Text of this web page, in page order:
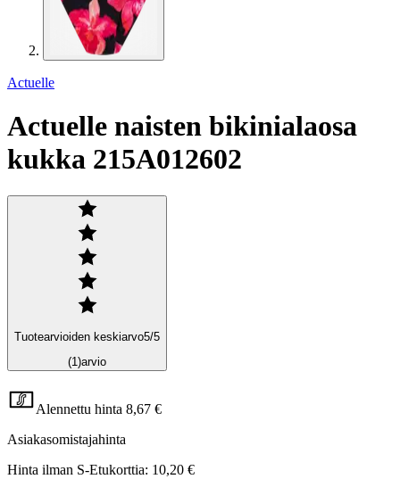
Actuelle
Actuelle naisten bikinialaosa
kukka 215A012602
Tuotearvioiden keskiarvo5/5
(1)arvio
Alennettu hinta 8,67 €
Asiakasomistajahinta
Hinta ilman S-Etukorttia: 10,20 €